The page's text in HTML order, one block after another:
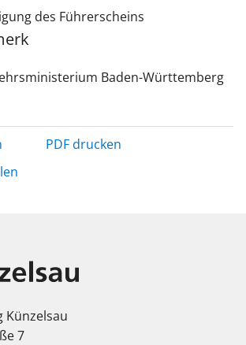
des Führerscheins
Baden-Württemberg
PDF drucken
Künzelsau
7